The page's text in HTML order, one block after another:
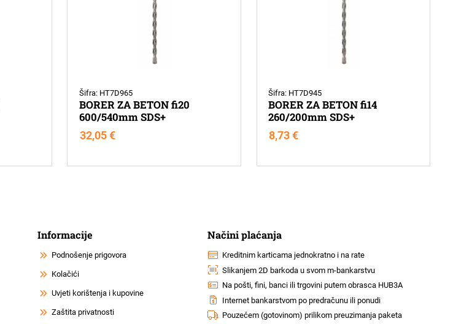
Šifra: HT7D965
BORER ZA BETON fi20
600/540mm SDS+
32,05 €
Šifra: HT7D945
BORER ZA BETON fi14
260/200mm SDS+
8,73€
Informacije
Podnošenje prigovora
Kolačići
Uvjeti korištenja i kupovine
Zaštita privatnosti
Načini plaćanja
Kreditnim karticama jednokratno i na rate
Slikanjem 2D barkoda u svom m-bankarstvu
Na pošti, fini, banci ili trgovini putem obrasca HUB3A
Internet bankarstvom po predračunu ili ponudi
Pouzećem (gotovinom) prilikom preuzimanja paketa